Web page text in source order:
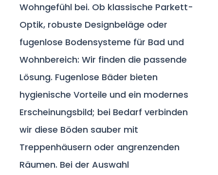
Wohngefühl bei. Ob klassische Parkett-
Optik, robuste Designbeläge oder
fugenlose Bodensysteme für Bad und
Wohnbereich: Wir finden die passende
Lösung. Fugenlose Bäder bieten
hygienische Vorteile und ein modernes
Erscheinungsbild; bei Bedarf verbinden
wir diese Böden sauber mit
Treppenhäusern oder angrenzenden
Räumen. Bei der Auswahl